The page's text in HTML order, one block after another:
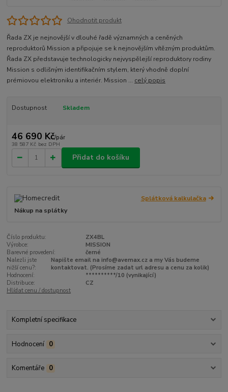
Ohodnotit produkt
Řada ZX je nejnovější v dlouhé řadě významných a ceněných
reproduktorů Mission a připojuje se k nejnovějším vítězným produktům.
Řada ZX představuje technologicky nejvyspělejší reproduktory rodiny
Mission s odlišným identifikačním stylem, který vhodně doplní
prémiovou elektroniku a interiér. Mission ... celý popis
Dostupnost Skladem
46 690 Kč/pár
38 587 Kč bez DPH
Přidat do košíku
Splátková kalkulačka
Nákup na splátky
Číslo produktu:
ZX4BL
Výrobce:
MISSION
Barevné provedení:
černé
Nalezli jste
nižší cenu?:
Napište email na info@avemax.cz a my Vás budeme
kontaktovat. (Prosíme zadat url adresu a cenu za kolik)
Hodnocení:
**********/10 (vynikající)
Distribuce:
CZ
Hlídat cenu / dostupnost
Kompletní specifikace
Hodnocení 0
Komentáře 0